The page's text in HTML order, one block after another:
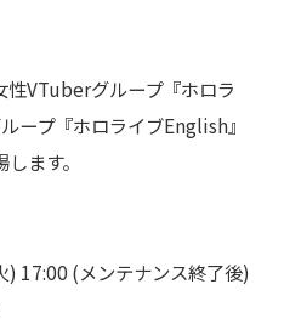
VTuberグループ『ホロラ
ープ『ホロライブEnglish』
ます。
17:00 (メンテナンス終了後)